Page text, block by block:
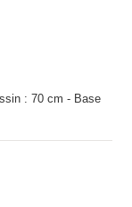
: 70 cm - Base